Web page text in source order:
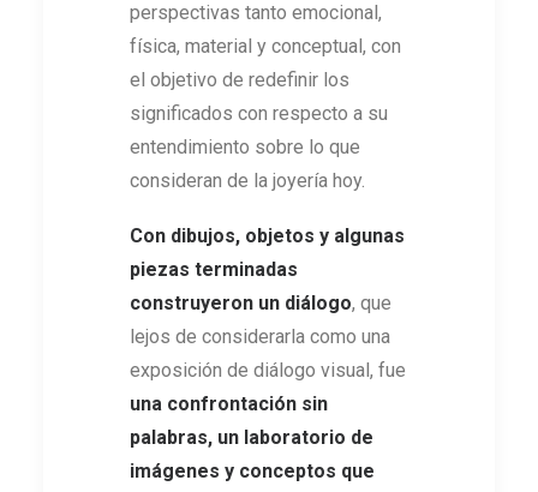
perspectivas tanto emocional,
física, material y conceptual, con
el objetivo de redefinir los
significados con respecto a su
entendimiento sobre lo que
consideran de la joyería hoy.
Con dibujos, objetos y algunas
piezas terminadas
construyeron un diálogo, que
lejos de considerarla como una
exposición de diálogo visual, fue
una confrontación sin
palabras, un laboratorio de
imágenes y conceptos que